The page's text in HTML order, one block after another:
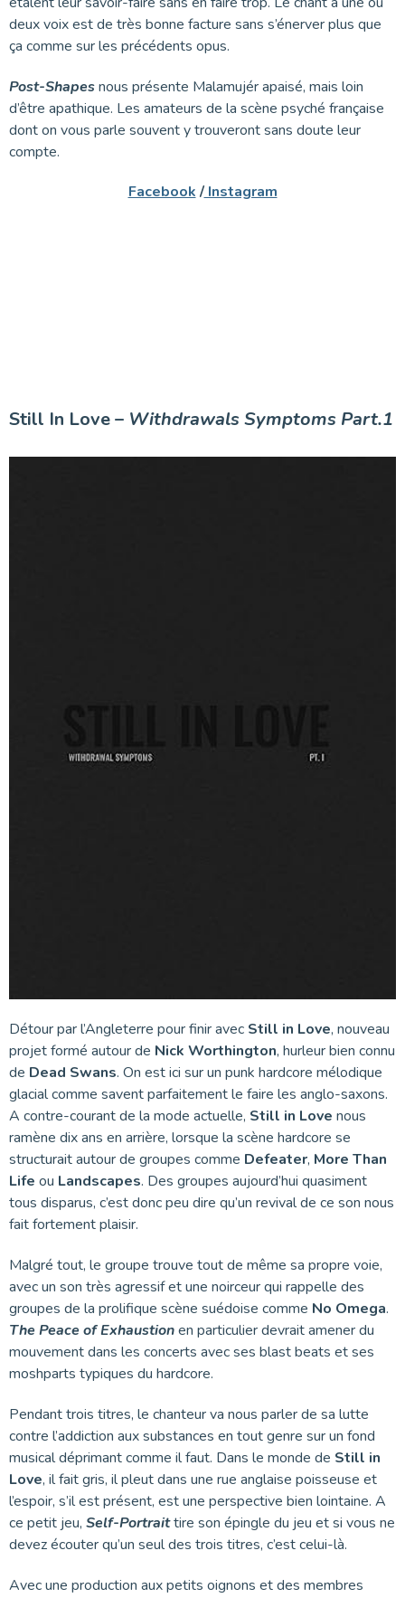
deux voix est de très bonne facture sans s’énerver plus que
ça comme sur les précédents opus.
Post-Shapesnous présente Malamujér apaisé, mais loin
d’être apathique. Les amateurs de la scène psyché française
dont on vous parle souvent y trouveront sans doute leur
compte.
Facebook /Instagram
Still In Love – Withdrawals Symptoms Part.1
Détour par l’Angleterre pour finir avec Still in Love, nouveau
projet formé autour de Nick Worthington, hurleur bien connu
de Dead Swans. On est ici sur un punk hardcore mélodique
glacial comme savent parfaitement le faire les anglo-saxons.
A contre-courant de la mode actuelle, Still in Love nous
ramène dix ans en arrière, lorsque la scène hardcore se
structurait autour de groupes comme Defeater, More Than
Life ou Landscapes. Des groupes aujourd’hui quasiment
tous disparus, c’est donc peu dire qu’un revival de ce son nous
fait fortement plaisir.
Malgré tout, le groupe trouve tout de même sa propre voie,
avec un son très agressif et une noirceur qui rappelle des
groupes de la prolifique scène suédoise comme No Omega.
The Peace of Exhaustionen particulier devrait amener du
mouvement dans les concerts avec ses blast beats et ses
moshparts typiques du hardcore.
Pendant trois titres, le chanteur va nous parler de sa lutte
contre l’addiction aux substances en tout genre sur un fond
musical déprimant comme il faut. Dans le monde de Still in
Love, il fait gris, il pleut dans une rue anglaise poisseuse et
l’espoir, s’il est présent, est une perspective bien lointaine. A
ce petit jeu, Self-Portraittire son épingle du jeu et si vous ne
devez écouter qu’un seul des trois titres, c’est celui-là.
Avec une production aux petits oignons et des membres